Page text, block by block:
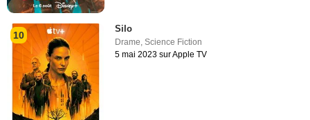
10
Silo
Drame,Science Fiction
5 mai 2023 sur Apple TV